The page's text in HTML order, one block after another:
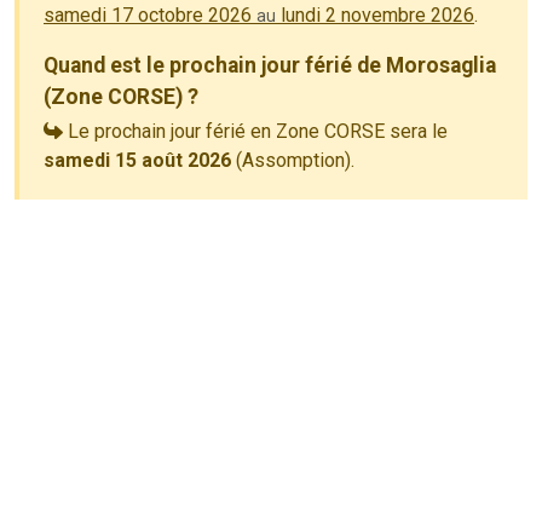
samedi 17 octobre 2026 au lundi 2 novembre 2026.
Quand est le prochain jour férié de Morosaglia
(Zone CORSE) ?
Le prochain jour férié en Zone CORSE sera le
samedi 15 août 2026 (Assomption).